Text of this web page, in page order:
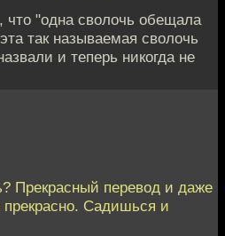
что "одна сволочь обещала
так называемая сволочь
и теперь никогда не
Прекрасный перевод и даже
прекрасно. Садишься и